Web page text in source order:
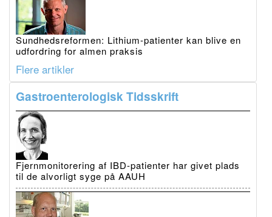
Sundhedsreformen: Lithium-patienter kan blive en
udfordring for almen praksis
Flere artikler
Gastroenterologisk Tidsskrift
Fjernmonitorering af IBD-patienter har givet plads
til de alvorligt syge på AAUH